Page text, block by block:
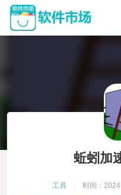
蚯蚓加
工具 时间：